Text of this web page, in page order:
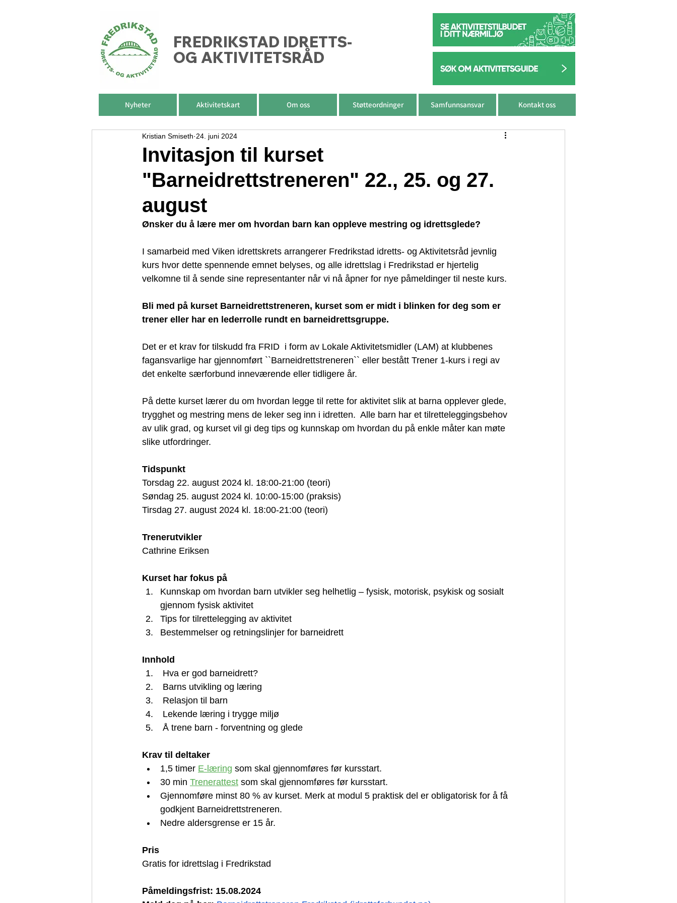
FREDRIKSTAD IDRETTS-
OG AKTIVITETSRÅD
Nyheter Aktivitetskart Om oss Støtteordninger Samfunnsansvar Kontakt oss
Invitasjon til kurset
"Barneidrettstreneren" 22., 25. og 27.
august
Kristian Smiseth 24. juni 2024
Ønsker du å lære mer om hvordan barn kan oppleve mestring og idrettsglede?
I samarbeid med Viken idrettskrets arrangerer Fredrikstad idretts- og Aktivitetsråd jevnlig
kurs hvor dette spennende emnet belyses, og alle idrettslag i Fredrikstad er hjertelig
velkomne til å sende sine representanter når vi nå åpner for nye påmeldinger til neste kurs.
Bli med på kurset Barneidrettstreneren, kurset som er midt i blinken for deg som er
trener eller har en lederrolle rundt en barneidrettsgruppe.
Det er et krav for tilskudd fra FRID  i form av Lokale Aktivitetsmidler (LAM) at klubbenes
fagansvarlige har gjennomført ``Barneidrettstreneren`` eller bestått Trener 1-kurs i regi av
det enkelte særforbund inneværende eller tidligere år.
På dette kurset lærer du om hvordan legge til rette for aktivitet slik at barna opplever glede,
trygghet og mestring mens de leker seg inn i idretten.  Alle barn har et tilretteleggingsbehov
av ulik grad, og kurset vil gi deg tips og kunnskap om hvordan du på enkle måter kan møte
slike utfordringer.
Tidspunkt
Torsdag 22. august 2024 kl. 18:00-21:00 (teori)
Søndag 25. august 2024 kl. 10:00-15:00 (praksis)
Tirsdag 27. august 2024 kl. 18:00-21:00 (teori)
Trenerutvikler
Cathrine Eriksen
Kurset har fokus på
Kunnskap om hvordan barn utvikler seg helhetlig – fysisk, motorisk, psykisk og sosialt
gjennom fysisk aktivitet
Tips for tilrettelegging av aktivitet
Bestemmelser og retningslinjer for barneidrett
Innhold
Hva er god barneidrett?
Barns utvikling og læring
Relasjon til barn
Lekende læring i trygge miljø
Å trene barn - forventning og glede
Krav til deltaker
1,5 timer E-læring som skal gjennomføres før kursstart.
30 min Trenerattest som skal gjennomføres før kursstart.
Gjennomføre minst 80 % av kurset. Merk at modul 5 praktisk del er obligatorisk for å få
godkjent Barneidrettstreneren.
Nedre aldersgrense er 15 år.
Pris
Gratis for idrettslag i Fredrikstad
Påmeldingsfrist: 15.08.2024